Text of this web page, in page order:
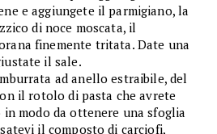
e aggiungete il parmigiano, la
di noce moscata, il
finemente tritata. Date una
il sale.
ad anello estraibile, del
il rotolo di pasta che avrete
modo da ottenere una sfoglia
il composto di carciofi,